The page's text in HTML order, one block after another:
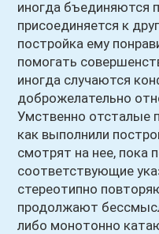
иногда бъединяются
присоединяется к
постройка ему
помогать
иногда случаются
доброжелательно
Умственно отсталые
как выполнили
смотрят на нее, пока
соответствующие
стереотипно
продолжают
либо монотонно